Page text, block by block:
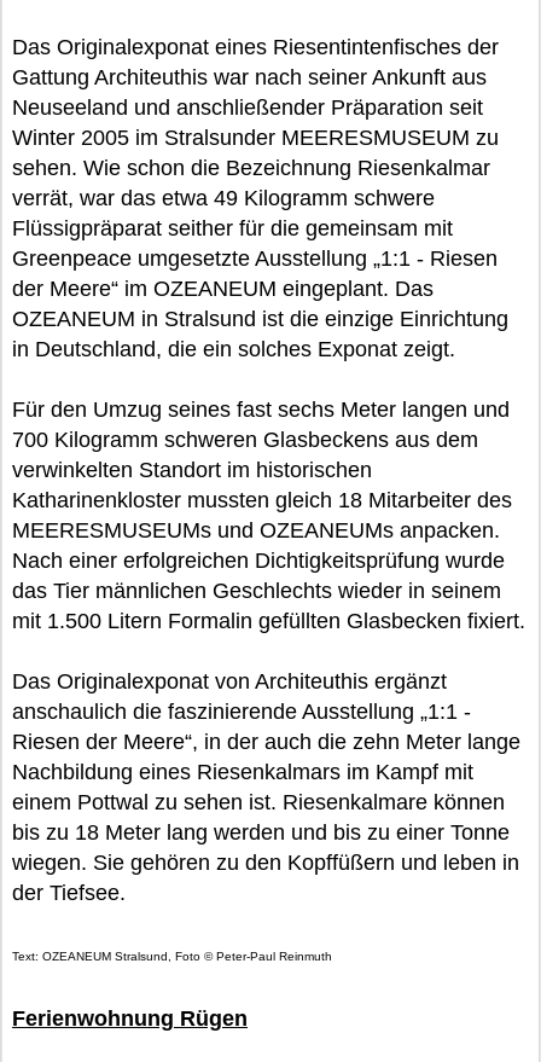
Das Originalexponat eines Riesentintenfisches der
Gattung Architeuthis war nach seiner Ankunft aus
Neuseeland und anschließender Präparation seit
Winter 2005 im Stralsunder MEERESMUSEUM zu
sehen. Wie schon die Bezeichnung Riesenkalmar
verrät, war das etwa 49 Kilogramm schwere
Flüssigpräparat seither für die gemeinsam mit
Greenpeace umgesetzte Ausstellung „1:1 - Riesen
der Meere“ im OZEANEUM eingeplant. Das
OZEANEUM in Stralsund ist die einzige Einrichtung
in Deutschland, die ein solches Exponat zeigt.
Für den Umzug seines fast sechs Meter langen und
700 Kilogramm schweren Glasbeckens aus dem
verwinkelten Standort im historischen
Katharinenkloster mussten gleich 18 Mitarbeiter des
MEERESMUSEUMs und OZEANEUMs anpacken.
Nach einer erfolgreichen Dichtigkeitsprüfung wurde
das Tier männlichen Geschlechts wieder in seinem
mit 1.500 Litern Formalin gefüllten Glasbecken fixiert.
Das Originalexponat von Architeuthis ergänzt
anschaulich die faszinierende Ausstellung „1:1 -
Riesen der Meere“, in der auch die zehn Meter lange
Nachbildung eines Riesenkalmars im Kampf mit
einem Pottwal zu sehen ist. Riesenkalmare können
bis zu 18 Meter lang werden und bis zu einer Tonne
wiegen. Sie gehören zu den Kopffüßern und leben in
der Tiefsee.
Text: OZEANEUM Stralsund, Foto © Peter-Paul Reinmuth
Ferienwohnung Rügen